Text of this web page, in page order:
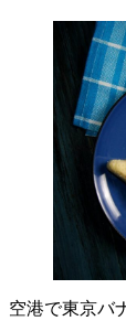
空港で東京バ